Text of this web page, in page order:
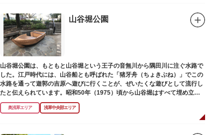
山谷堀公園
山谷堀公園は、もともと山谷堀という王子の音無川から隅田川に注ぐ水路で
した。江戸時代には、山谷船とも呼ばれた「猪牙舟（ちょきぶね）」でこの
水路を通って遊郭の吉原へ遊びに行くことが、ぜいたくな遊びとして流行し
たと伝えられています。昭和50年（1975）頃から山谷堀はすべて埋め立て
られて暗渠となり、細長い公園として生まれ変わりました。山谷堀公園に
は、猪牙舟についての説明板も設置されています。
奥浅草エリア 浅草中央部エリア